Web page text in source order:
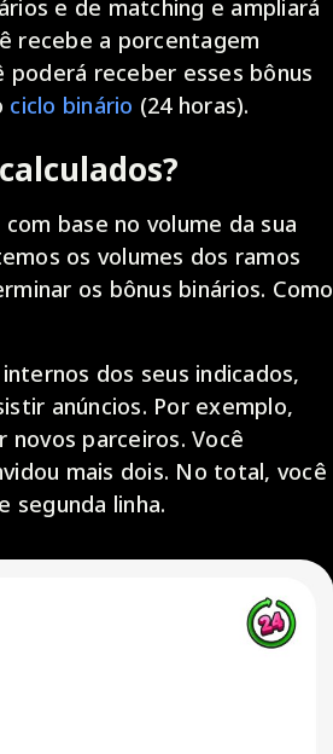
e de matching e ampliará
recebe a porcentagem
poderá receber esses bônus
ciclo binário (24 horas).
base no volume da sua
os volumes dos ramos
os bônus binários. Como
dos seus indicados,
anúncios. Por exemplo,
parceiros. Você
mais dois. No total, você
segunda linha.